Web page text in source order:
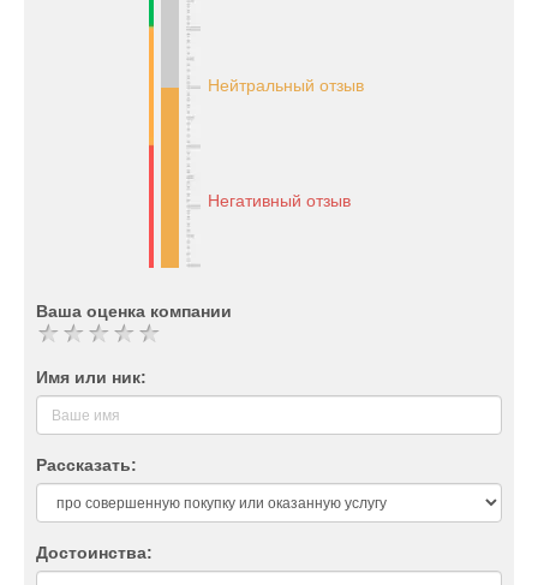
Нейтральный отзыв
Негативный отзыв
Ваша оценка компании
Имя или ник:
Рассказать:
Достоинства: